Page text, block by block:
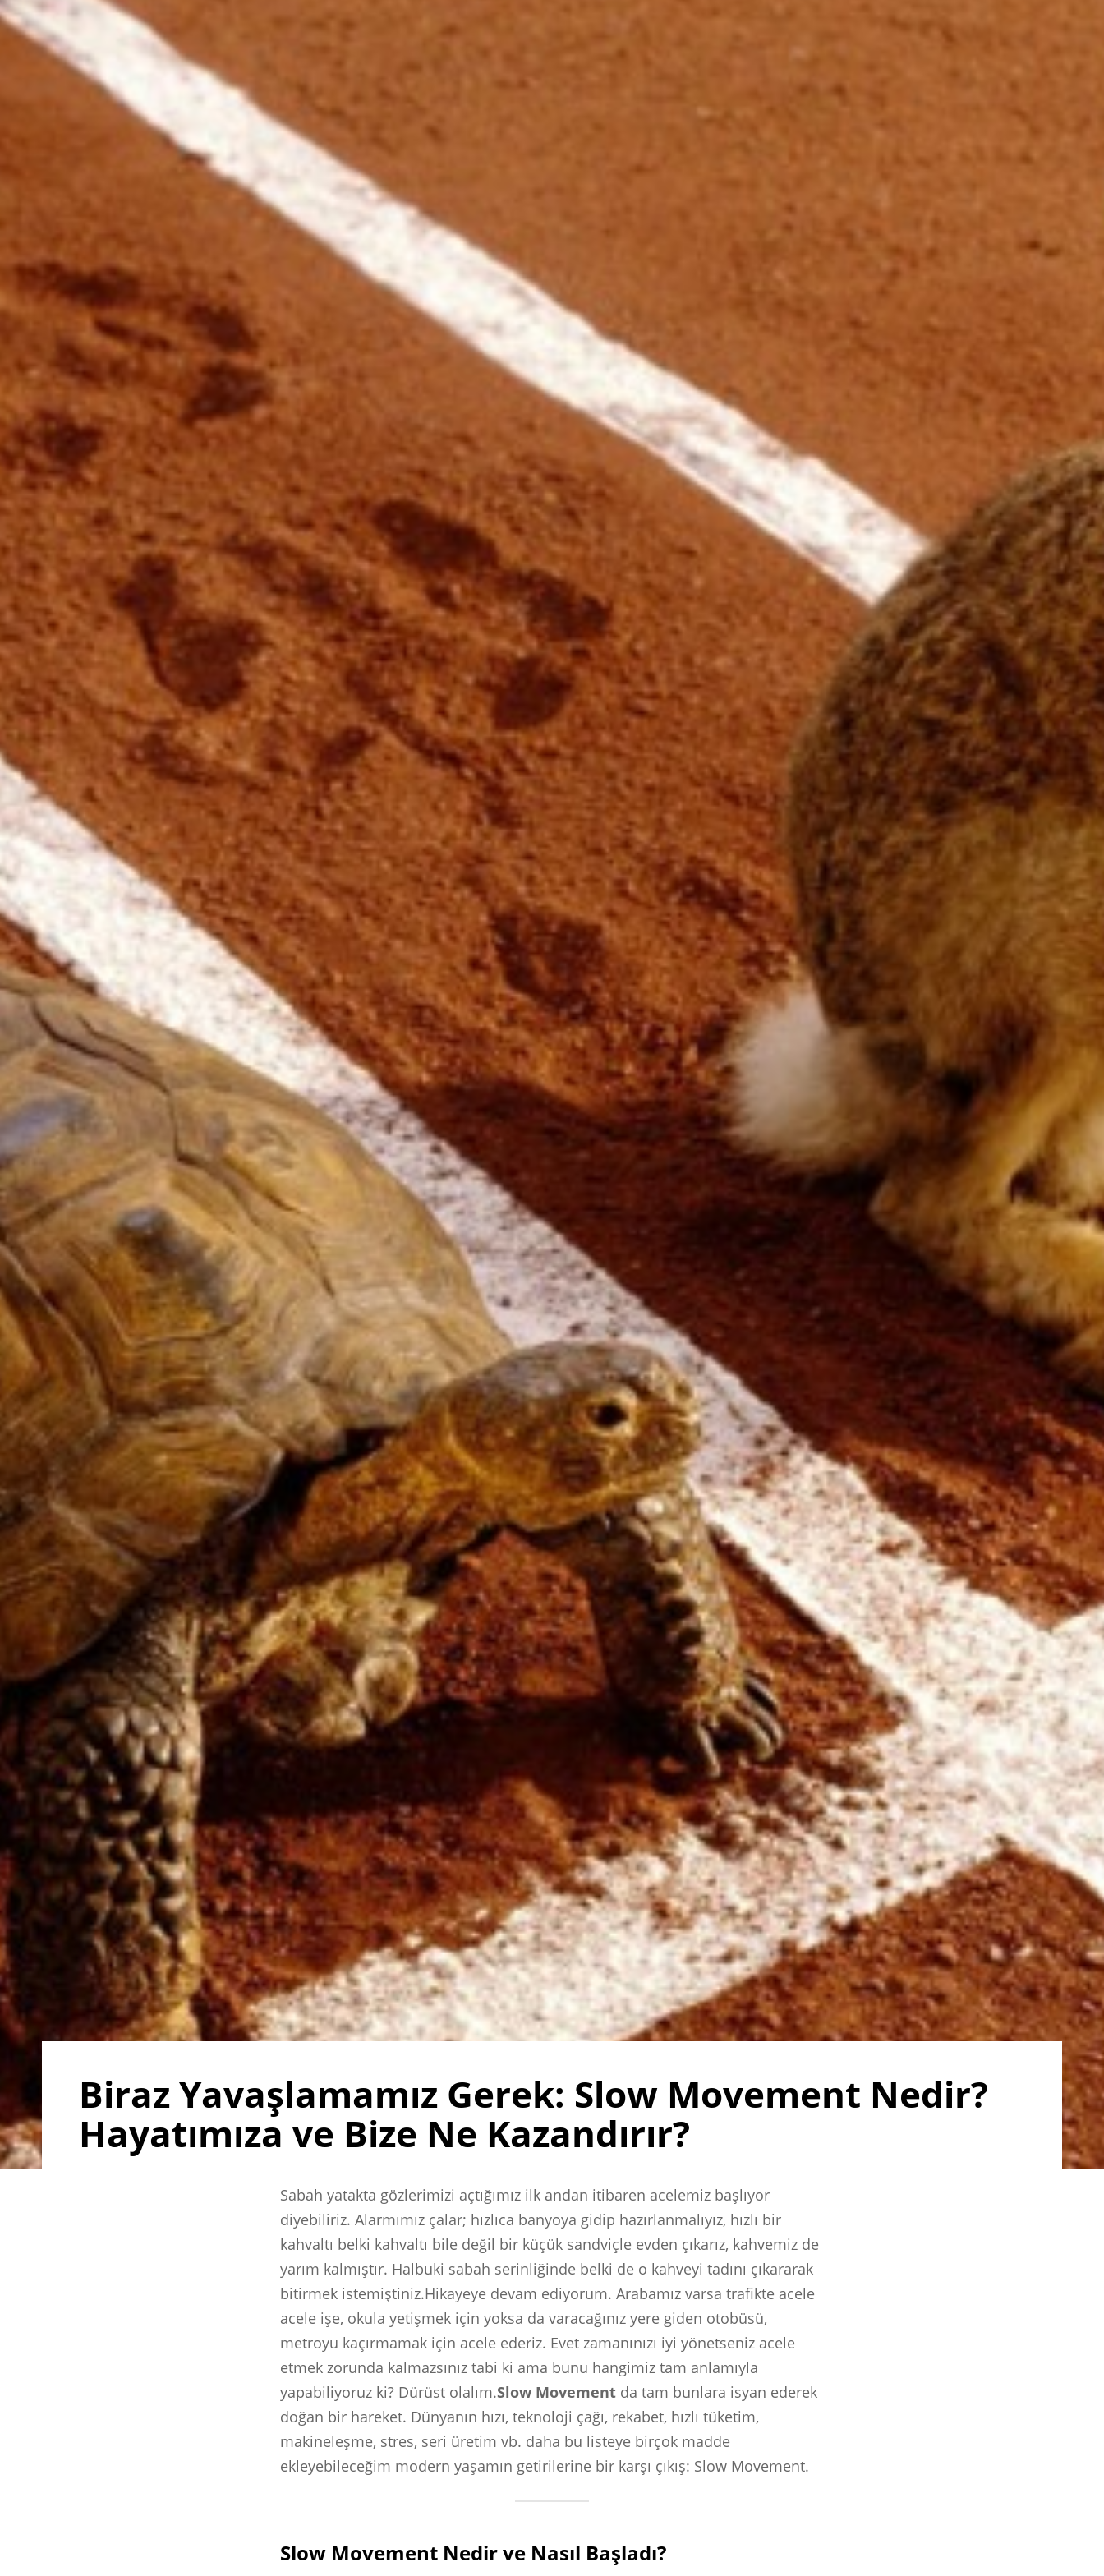
Biraz Yavaşlamamız Gerek: Slow Movement Nedir?
Hayatımıza ve Bize Ne Kazandırır?
Sabah yatakta gözlerimizi açtığımız ilk andan itibaren acelemiz başlıyor
diyebiliriz. Alarmımız çalar; hızlıca banyoya gidip hazırlanmalıyız, hızlı bir
kahvaltı belki kahvaltı bile değil bir küçük sandviçle evden çıkarız, kahvemiz de
yarım kalmıştır. Halbuki sabah serinliğinde belki de o kahveyi tadını çıkararak
bitirmek istemiştiniz.Hikayeye devam ediyorum. Arabamız varsa trafikte acele
acele işe, okula yetişmek için yoksa da varacağınız yere giden otobüsü,
metroyu kaçırmamak için acele ederiz. Evet zamanınızı iyi yönetseniz acele
etmek zorunda kalmazsınız tabi ki ama bunu hangimiz tam anlamıyla
yapabiliyoruz ki? Dürüst olalım.Slow Movement da tam bunlara isyan ederek
doğan bir hareket. Dünyanın hızı, teknoloji çağı, rekabet, hızlı tüketim,
makineleşme, stres, seri üretim vb. daha bu listeye birçok madde
ekleyebileceğim modern yaşamın getirilerine bir karşı çıkış: Slow Movement.
Slow Movement Nedir ve Nasıl Başladı?